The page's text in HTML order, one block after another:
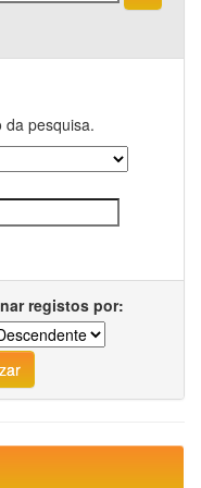
da pesquisa.
registos por: